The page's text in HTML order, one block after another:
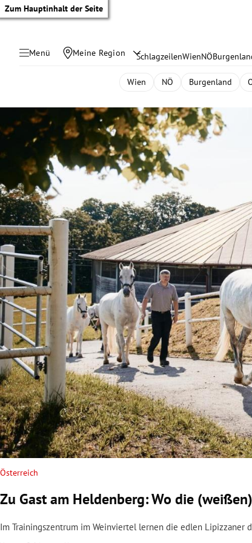
Zum Hauptinhalt der Seite
Menü Meine Region SchlagzeilenWienNÖ
Untermenü
Untermenü
Untermenü
Untermenü
Untermenü
Untermenü
Untermenü
Untermenü
Untermenü
Untermenü
Wien NÖ Burgenland
Österreich
Zu Gast am Heldenberg: Wo die
Im Trainingszentrum im Weinviertel lernen die edlen Lipizzaner